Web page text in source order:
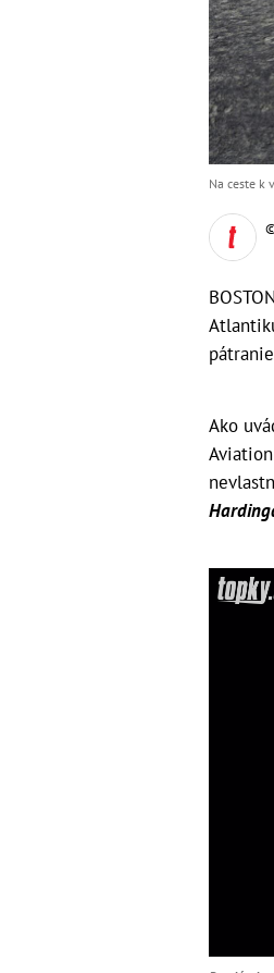
Na ceste k
Ako